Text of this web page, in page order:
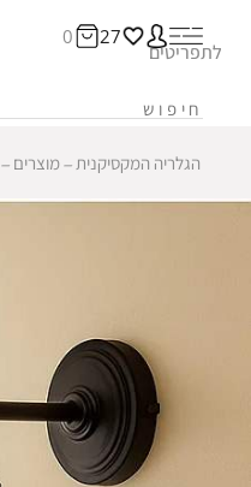
27
0
לתפריטים
הגלריה המקסיקנית ‒מוצרים